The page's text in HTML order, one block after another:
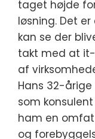
taget højde
løsning. Det
kan se der
takt med at
af
Hans 32-
som
ham en
og